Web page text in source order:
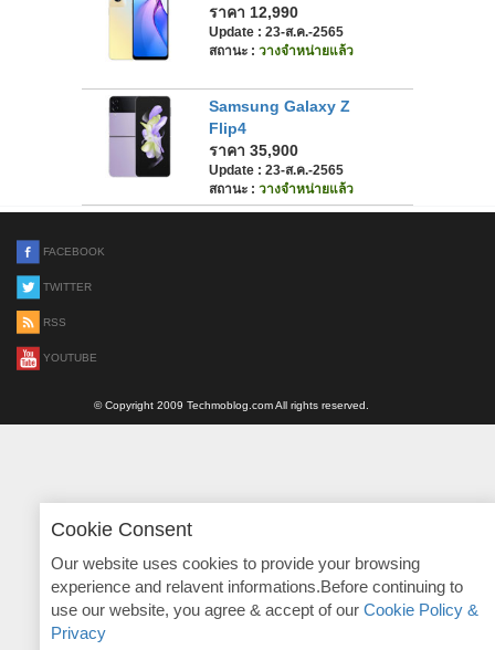
ราคา 12,990
Update : 23-ส.ค.-2565
สถานะ : วางจำหน่ายแล้ว
Samsung Galaxy Z
Flip4
ราคา 35,900
Update : 23-ส.ค.-2565
สถานะ : วางจำหน่ายแล้ว
FACEBOOK
TWITTER
RSS
YOUTUBE
© Copyright 2009 Techmoblog.com All rights reserved.
Cookie Consent
Our website uses cookies to provide your browsing
experience and relavent informations.Before continuing to
use our website, you agree & accept of ourCookie Policy &
Privacy